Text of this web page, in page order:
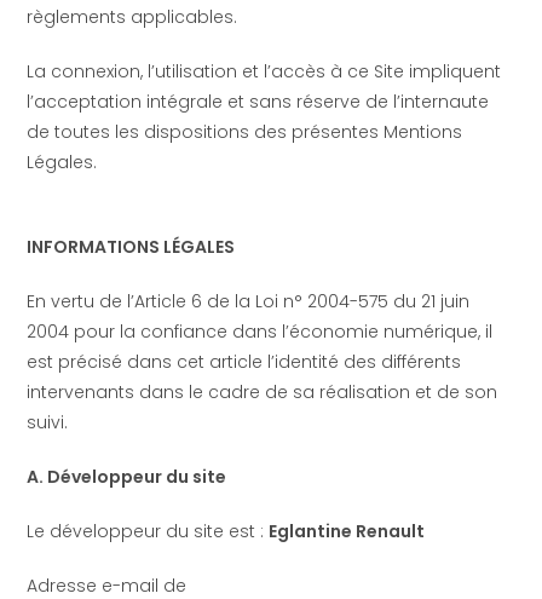
règlements applicables.
La connexion, l’utilisation et l’accès à ce Site impliquent
l’acceptation intégrale et sans réserve de l’internaute
de toutes les dispositions des présentes Mentions
Légales.
INFORMATIONS LÉGALES
En vertu de l’Article 6 de la Loi n° 2004-575 du 21 juin
2004 pour la confiance dans l’économie numérique, il
est précisé dans cet article l’identité des différents
intervenants dans le cadre de sa réalisation et de son
suivi.
A. Développeur du site
Le développeur du site est : Eglantine Renault
Adresse e-mail de